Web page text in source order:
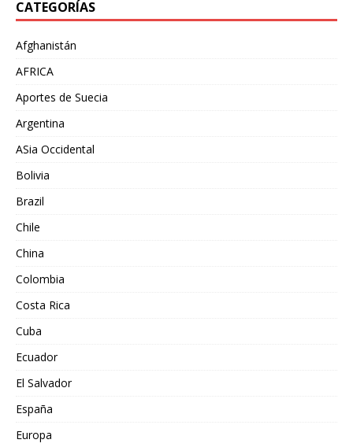
CATEGORÍAS
Afghanistán
AFRICA
Aportes de Suecia
Argentina
ASia Occidental
Bolivia
Brazil
Chile
China
Colombia
Costa Rica
Cuba
Ecuador
El Salvador
España
Europa